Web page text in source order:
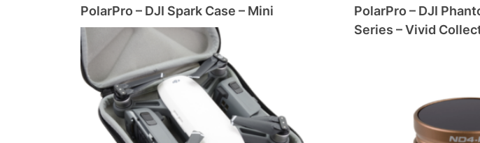
PolarPro – DJI Spark Case – Mini
PolarPro – DJI Phantom 4 –
Series – Vivid